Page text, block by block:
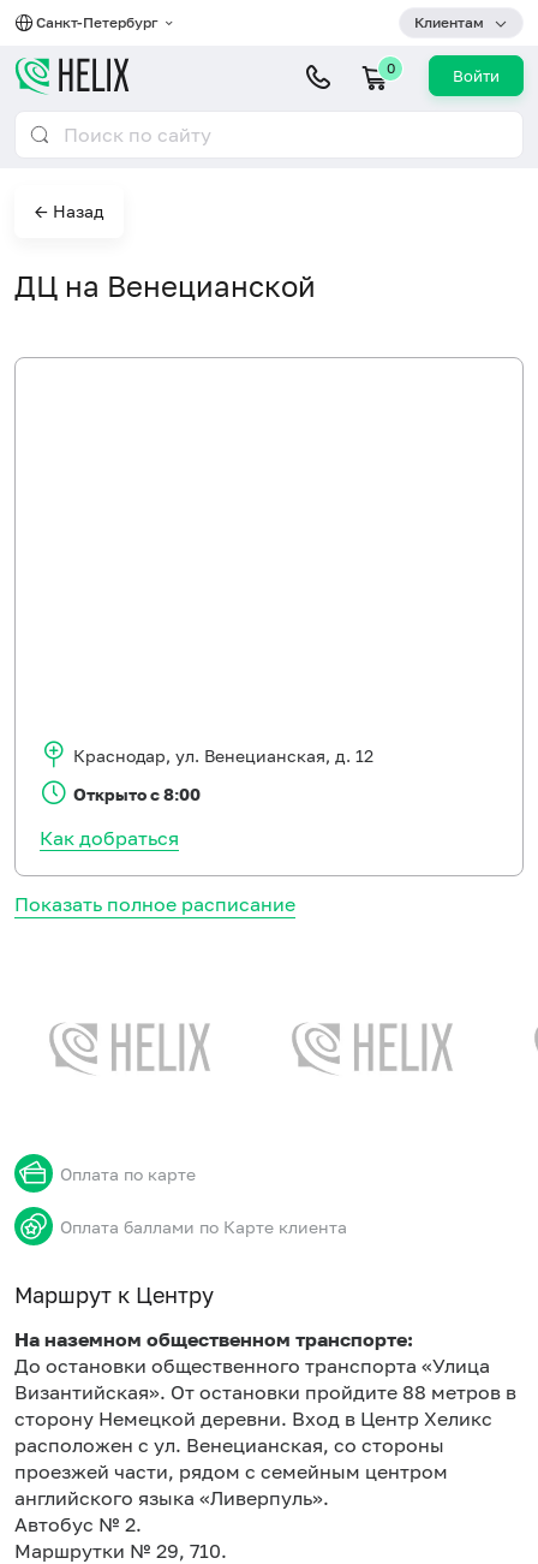
Санкт-Петербург Клиентам
0 Войти
← Назад
ДЦ на Венецианской
Показать полное расписание
Оплата по карте
Оплата баллами по Карте клиента
Маршрут к Центру
На наземном общественном транспорте:
До остановки общественного транспорта «Улица
Византийская». От остановки пройдите 88 метров в
сторону Немецкой деревни. Вход в Центр Хеликс
расположен с ул. Венецианская, со стороны
проезжей части, рядом с семейным центром
английского языка «Ливерпуль».
Автобус № 2.
Маршрутки № 29, 710.
Краснодар, ул. Венецианская, д. 12
Открыто с 8:00
Как добраться